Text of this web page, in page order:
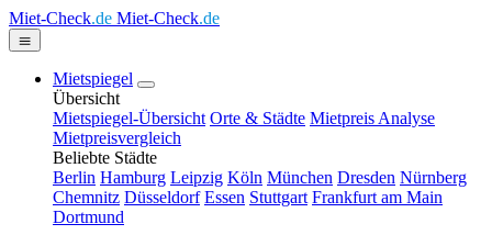
Miet-Check.de Miet-Check.de
Mietspiegel
Übersicht
Mietspiegel-Übersicht Orte & Städte Mietpreis Analyse
Mietpreisvergleich
Beliebte Städte
Berlin Hamburg Leipzig Köln München Dresden Nürnberg
Chemnitz Düsseldorf Essen Stuttgart Frankfurt am Main
Dortmund